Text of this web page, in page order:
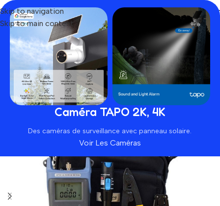
Skip to navigation
Skip to main content
Caméra TAPO 2K, 4K
Des caméras de surveillance avec panneau solaire.
Voir Les Caméras
Home Produit Kit d’outils FTTH pour fibre optique
SOLD OUT